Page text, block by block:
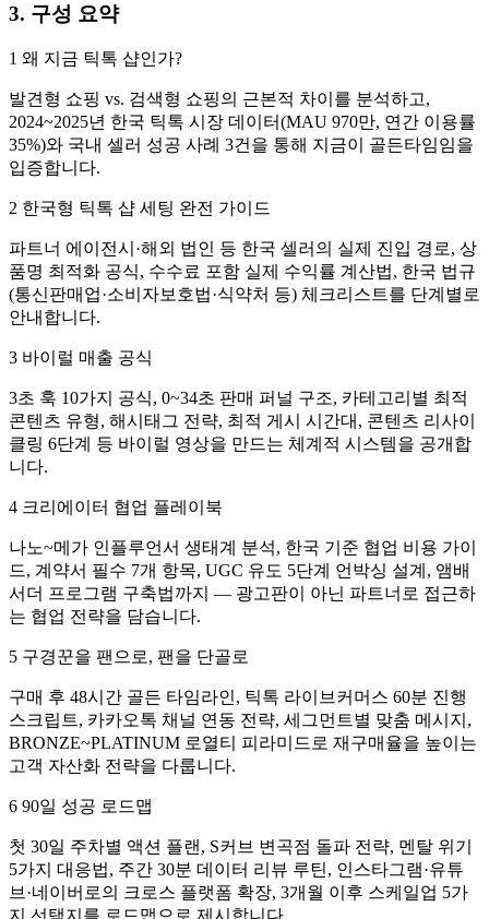
3. 구성 요약
1 왜 지금 틱톡 샵인가?
발견형 쇼핑 vs. 검색형 쇼핑의 근본적 차이를 분석하고,
2024~2025년 한국 틱톡 시장 데이터(MAU 970만, 연간 이용률
35%)와 국내 셀러 성공 사례 3건을 통해 지금이 골든타임임을
입증합니다.
2 한국형 틱톡 샵 세팅 완전 가이드
파트너 에이전시·해외 법인 등 한국 셀러의 실제 진입 경로, 상
품명 최적화 공식, 수수료 포함 실제 수익률 계산법, 한국 법규
(통신판매업·소비자보호법·식약처 등) 체크리스트를 단계별로
안내합니다.
3 바이럴 매출 공식
3초 훅 10가지 공식, 0~34초 판매 퍼널 구조, 카테고리별 최적
콘텐츠 유형, 해시태그 전략, 최적 게시 시간대, 콘텐츠 리사이
클링 6단계 등 바이럴 영상을 만드는 체계적 시스템을 공개합
니다.
4 크리에이터 협업 플레이북
나노~메가 인플루언서 생태계 분석, 한국 기준 협업 비용 가이
드, 계약서 필수 7개 항목, UGC 유도 5단계 언박싱 설계, 앰배
서더 프로그램 구축법까지 — 광고판이 아닌 파트너로 접근하
는 협업 전략을 담습니다.
5 구경꾼을 팬으로, 팬을 단골로
구매 후 48시간 골든 타임라인, 틱톡 라이브커머스 60분 진행
스크립트, 카카오톡 채널 연동 전략, 세그먼트별 맞춤 메시지,
BRONZE~PLATINUM 로열티 피라미드로 재구매율을 높이는
고객 자산화 전략을 다룹니다.
6 90일 성공 로드맵
첫 30일 주차별 액션 플랜, S커브 변곡점 돌파 전략, 멘탈 위기
5가지 대응법, 주간 30분 데이터 리뷰 루틴, 인스타그램·유튜
브·네이버로의 크로스 플랫폼 확장, 3개월 이후 스케일업 5가